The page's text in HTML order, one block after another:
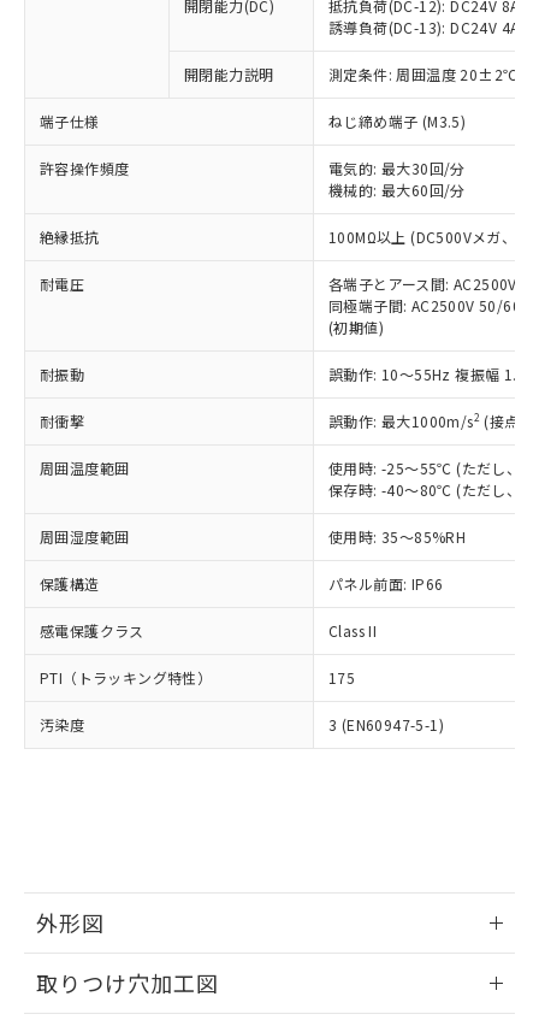
開閉能力(DC)
抵抗負荷(DC-12): DC24V 8A/
誘導負荷(DC-13): DC24V 4A/
開閉能力説明 測定条件: 周囲温度 20±2℃、
端子仕様 ねじ締め端子 (M3.5)
許容操作頻度
電気的: 最大30回/分
機械的: 最大60回/分
絶縁抵抗 100MΩ以上 (DC500Vメガ、点
耐電圧
各端子とアース間: AC2500V
同極端子間: AC2500V 50/
(初期値)
耐振動 誤動作: 10～55Hz 複振幅
耐衝撃 誤動作: 最大1000m/s2 (接点
周囲温度範囲
使用時: -25～55℃ (ただし、氷
保存時: -40～80℃ (ただし、氷
周囲湿度範囲 使用時: 35～85%RH
保護構造 パネル前面: IP66
感電保護クラス Class II
PTI（トラッキング特性） 175
汚染度 3 (EN60947-5-1)
外形図
取りつけ穴加工図
ことをご了承ください。
在庫状況および標準価格照会結果は、
記載している更新日時点での社内デー
タに基づき作成されるものであり、閲
覧された時点での実際の在庫および標
準価格とは異なる場合があることをご
正式な納期状況および標準価格はお客
様のお取引先、またはお客様担当のオ
ムロン制御機器販売店・当社販売員に
オムロン制御機器販売店や当社販売拠
販売ネットワーク
」をご確認
在庫状況および標準価格結果を当社の
事前の承諾なく第三者に漏洩または開
示しないようお願いします。
マイパーツ機能（部品リスト作成サー
ビス）をご利用いただくには、I-Web
メンバーズにご登録されている必要が
お客様が当ウェブサイト上で当社にご
登録された部品リストについて、当社
および当社の共同利用者が、当社の製
品・サービスに関するお客様との取
引・商談に必要な範囲で利用すること
をご了承ください。
※当社の共同利用者とは、"個人情報
の「1.共同利
用者の範囲」に記載されている法人を
むを得ず変更することがあります。
*EU RoHS指令（10物質）：
鉛(Pb) 1000ppm以下、 水銀(Hg) 1000ppm以下、 カド
ミウム(Cd) 100ppm以下、
六価クロム(Cr(Ⅵ)) 1000ppm以下、ポリ臭化ビフェニル
類(PBB) 1000ppm以下、ポリ臭化ジフェニルエーテル類
(PBDE) 1000ppm以下、フタル酸ビス(2-エチルヘキシ
ル) (DEHP)(別名：DOP) 1000ppm以下、フタル酸ブチ
(DIBP) 1000ppm以下
但し、RoHS指令で産業用監視および制御機器に対する
フタル酸エステル類の４物質については閾値を超える意
図的な使用がないことを確認しています。
部品在庫の切り替え状況などにより、予定
月が前後することがあります。
※3 非含有証明書ダウンロード
下記の非含有証明書をダウンロードするこ
とができます。
EU RoHS指令（10物質）の非含有証明書
51物質の非含有証明書（当社基準）
※本証明書は発行日時点で非含有を証明す
欄に対応日を記載しておりました。
既に当社にて対応品への在庫切替を完了
り、2022年1月12日より割愛しておりま
す。
「－」：未確認です。当社販売部門へお問
*中国RoHS10物質の基準値 (GB/T26572)：
Pb(鉛) :1000ppm、 Hg(水銀) : 1000ppm、 Cd(カドミウ
ニル類) : 1000ppm、 PBDEs(ポリ臭化ジフェニルエーテ
DBP(フタル酸ジブチル) : 1000ppm、 DIBP(フタル酸ジ
イソブチル) : 1000ppm、 BBP(フタル酸ブチルベンジ
ル) : 1000ppm、
DEHP(フタル酸ビス(2-エチルヘキシル)) : 1000ppm
「ｅ」：有害物質（10物質）のすべてが基
準値以下であることを示します。
「10」：通常の使用状況下において有害物
質が外部に漏えいし、環境に深刻な影響を
及ぼさない年数を意味します。
「－」：未確認です。当社販売部門へお問
い合わせください。
当社は、これら貴社製品のうち、外国
為替および外国貿易法に定める商品
（以下｢規制貨物等」という）を輸出
または国外への提供する場合は、日本
国政府の輸出許可(または役務取引許
可)を取得するなどの必要な手続きを
当社は規制貨物を破棄する場合は、完
全に破砕するなど、違法に輸出されな
いよう必要な手段を講じます。
当社は貴社製品を、核兵器、ミサイ
ル、化学兵器、生物兵器またはその他
武器並びにこれらの製造装置等に一切
当社は、貴社製品を第三者に販売する
場合は、上記1、2および3の内容を当
該第三者に通知します。また当社は、
販売先および販売に係わる関係者が違
法に輸出するおそれがある場合は、取
り引きをいたしません。
○ 一定数以上の在庫あり
一定数には満たないが在庫あり
在庫なし(最新の在庫状況につ
いては、お客様のお取引先、ま
たはお客様担当のオムロン制御
機器販売店・当社販売員にご確
白
受注生産機種、また在庫状況の
情報を公開していない機種